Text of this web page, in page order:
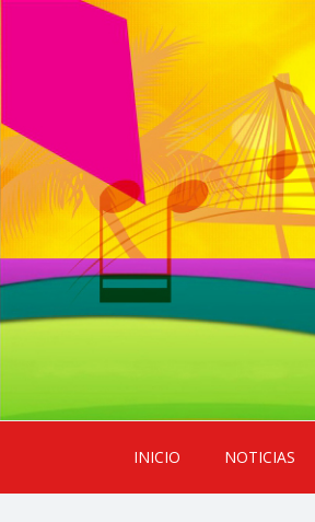
content
INICIO NOTICIAS